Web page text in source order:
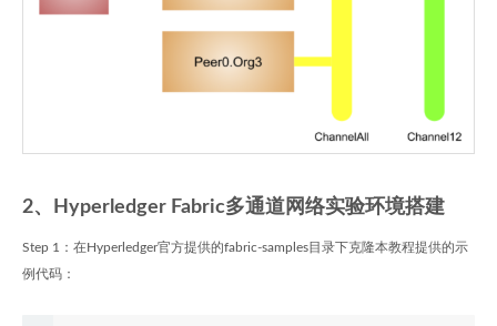
2、Hyperledger Fabric多通道网络实验环境搭建
Step 1：在Hyperledger官方提供的fabric-samples目录下克隆本教程提供的示
例代码：